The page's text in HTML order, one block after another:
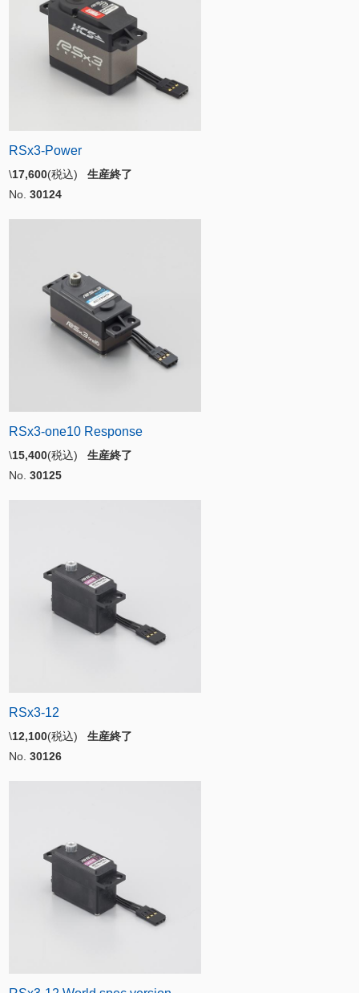
RSx3-Power
\17,600(税込) 生産終了
No. 30124
RSx3-one10 Response
\15,400(税込) 生産終了
No. 30125
RSx3-12
\12,100(税込) 生産終了
No. 30126